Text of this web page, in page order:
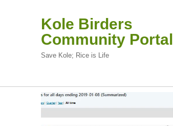
Kole Birders
Community Portal
Save Kole; Rice is Life